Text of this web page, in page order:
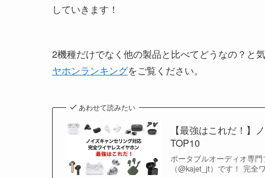
していきます！
2機種だけでなく他の製品と比べてどうなの？と
ヤホンランキングをご覧ください。
あわせて読みたい
【最強はこれだ！】
TOP10
ポータブルオーディオ専
（@kajet_jt）です！ 完